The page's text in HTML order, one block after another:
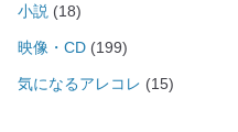
小説 (18)
映像・CD (199)
気になるアレコレ (15)